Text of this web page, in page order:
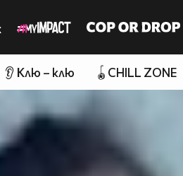
👂 Клю – клю 🪀CHILL ZONE